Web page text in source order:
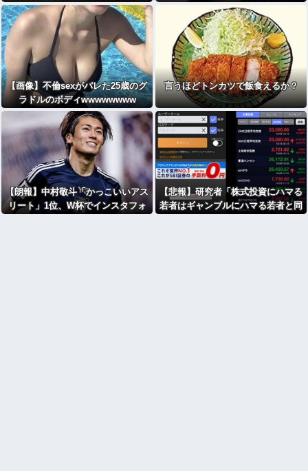
が出ない」
じめ」「暴行」被害告発
【画像】不倫sexがバレた25歳のグ
ラドルのボディwwwwwwww
言うほどトンカツで飯食えるか？
【朗報】中村敬斗「かっこいいアス
リート」1位、W杯でインスタフォ
【悲報】研究者「株式投資にハマる
若者はギャンブルにハマる若者と同